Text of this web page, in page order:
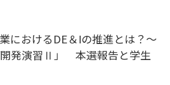
におけるDE＆Iの推進とは？～
開発演習Ⅱ」 本選報告と学生